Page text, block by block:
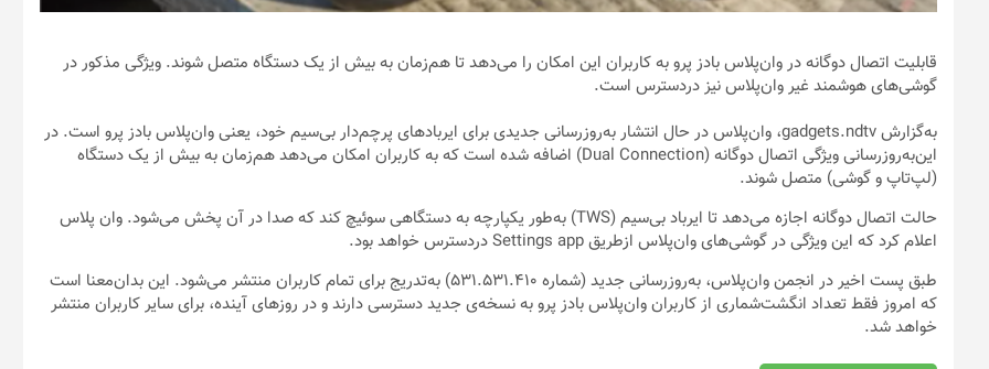
قابلیت اتصال دوگانه در وان‌پلاس بادز پرو به کاربران این امکان را می‌دهد تا هم‌زمان به بیش از یک دستگاه متصل شوند. ویژگی مذکور در
گوشی‌های هوشمند غیر وان‌پلاس نیز دردسترس است.
به‌گزارش gadgets.ndtv، وان‌پلاس در حال انتشار به‌روزرسانی جدیدی برای ایربادهای پرچم‌دار بی‌سیم خود، یعنی وان‌پلاس بادز پرو است. در
این‌به‌روزرسانی ویژگی اتصال دوگانه (Dual Connection) اضافه شده است که به کاربران امکان می‌دهد هم‌زمان به بیش از یک دستگاه
(لپ‌تاپ و گوشی) متصل شوند.
حالت اتصال دوگانه اجازه می‌دهد تا ایرباد بی‌سیم (TWS) به‌طور یکپارچه به دستگاهی سوئیچ کند که صدا در آن پخش می‌شود. وان پلاس
اعلام کرد که این ویژگی در گوشی‌های وان‌پلاس ازطریق Settings app دردسترس خواهد بود.
طبق پست اخیر در انجمن وان‌پلاس، به‌روزرسانی جدید (شماره ۵۳۱.۵۳۱.۴۱۰) به‌‌تدریج برای تمام کاربران منتشر می‌شود. این بدان‌معنا است
که امروز فقط تعداد انگشت‌شماری از کاربران وان‌پلاس بادز پرو به نسخه‌ی جدید دسترسی دارند و در روزهای آینده، برای سایر کاربران منتشر
خواهد شد.